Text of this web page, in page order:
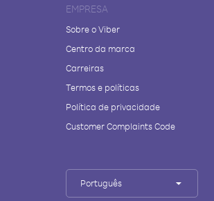
EMPRESA
Sobre o Viber
Centro da marca
Carreiras
Termos e políticas
Política de privacidade
Customer Complaints Code
Português